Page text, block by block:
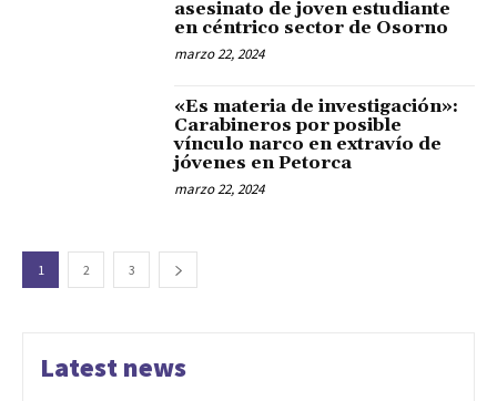
asesinato de joven estudiante
en céntrico sector de Osorno
marzo 22, 2024
«Es materia de investigación»:
Carabineros por posible
vínculo narco en extravío de
jóvenes en Petorca
marzo 22, 2024
1 2 3
Latest news